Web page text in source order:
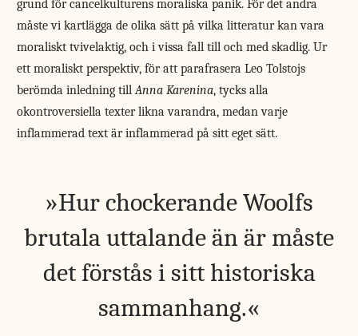
grund för cancelkulturens moraliska panik. För det andra
måste vi kartlägga de olika sätt på vilka litteratur kan vara
moraliskt tvivelaktig, och i vissa fall till och med skadlig. Ur
ett moraliskt perspektiv, för att parafrasera Leo Tolstojs
berömda inledning tillAnna Karenina, tycks alla
okontroversiella texter likna varandra, medan varje
inflammerad text är inflammerad på sitt eget sätt.
Hur chockerande Woolfs
brutala uttalande än är måste
det förstås i sitt historiska
sammanhang.